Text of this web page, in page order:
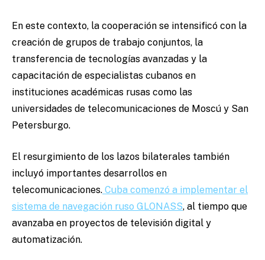
En este contexto, la cooperación se intensificó con la
creación de grupos de trabajo conjuntos, la
transferencia de tecnologías avanzadas y la
capacitación de especialistas cubanos en
instituciones académicas rusas como las
universidades de telecomunicaciones de Moscú y San
Petersburgo.
El resurgimiento de los lazos bilaterales también
incluyó importantes desarrollos en
telecomunicaciones. Cuba comenzó a implementar el
sistema de navegación ruso GLONASS, al tiempo que
avanzaba en proyectos de televisión digital y
automatización.